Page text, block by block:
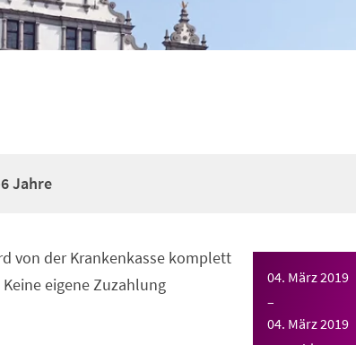
Jahre
04. März 2019
–
04. März 2019
von der Krankenkasse komplett
eigene Zuzahlung